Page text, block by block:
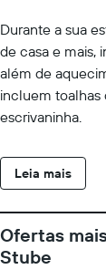
Durante a sua
de casa e mais,
além de
incluem toalhas
escrivaninha.
Leia mais
Ofertas
Stube